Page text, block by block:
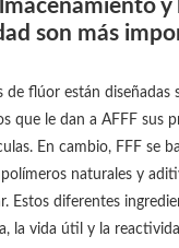
y
son más
de flúor están diseñadas
que le dan a AFFF sus
En cambio, FFF se
naturales y
Estos diferentes
la vida útil y la